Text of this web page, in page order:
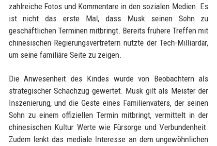
zahlreiche Fotos und Kommentare in den sozialen Medien. Es
ist nicht das erste Mal, dass Musk seinen Sohn zu
geschäftlichen Terminen mitbringt. Bereits frühere Treffen mit
chinesischen Regierungsvertretern nutzte der Tech-Milliardär,
um seine familiäre Seite zu zeigen.
Die Anwesenheit des Kindes wurde von Beobachtern als
strategischer Schachzug gewertet. Musk gilt als Meister der
Inszenierung, und die Geste eines Familienvaters, der seinen
Sohn zu einem offiziellen Termin mitbringt, vermittelt in der
chinesischen Kultur Werte wie Fürsorge und Verbundenheit.
Zudem lenkt das mediale Interesse an dem ungewöhnlichen